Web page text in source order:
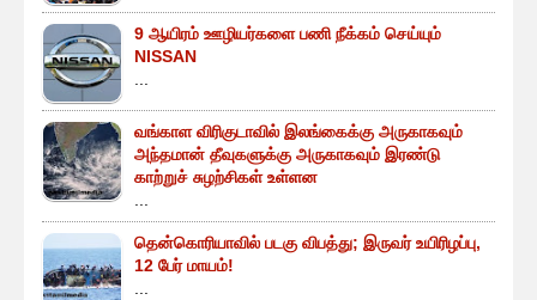
9 ஆயிரம் ஊழியர்களை பணி நீக்கம் செய்யும்
NISSAN
...
வங்காள விரிகுடாவில் இலங்கைக்கு அருகாகவும்
அந்தமான் தீவுகளுக்கு அருகாகவும் இரண்டு
காற்றுச் சுழற்சிகள் உள்ளன
...
தென்கொரியாவில் படகு விபத்து; இருவர் உயிரிழப்பு,
12 பேர் மாயம்!
...